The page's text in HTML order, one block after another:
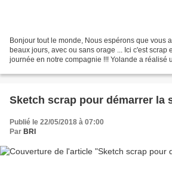
Bonjour tout le monde, Nous espérons que vous
beaux jours, avec ou sans orage ... Ici c'est scrap
journée en notre compagnie !!! Yolande a réalisé
Sketch scrap pour démarrer la
Publié le 22/05/2018 à 07:00
Par BRI